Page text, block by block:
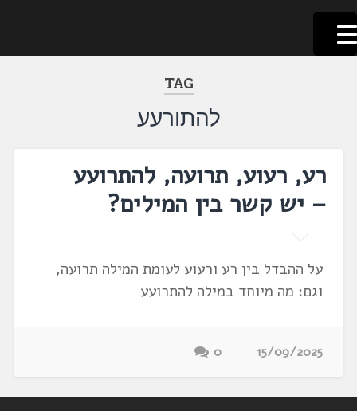
דלג
לתוכן
לשוניאדה
עברית. לשון. שפה
TAG
להתורעע
רע, רעוע, תרועה, להתרועע
– יש קשר בין המילים?
על ההבדל בין רע ורעוע לעומת המילה תרועה,
וגם: מה מיוחד במילה להתרועע
15/09/2025
0